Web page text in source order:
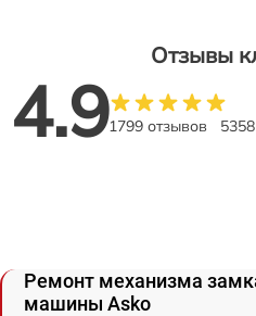
Отзывы
4.91799 отзывов
Ремонт механизма
машины Asko